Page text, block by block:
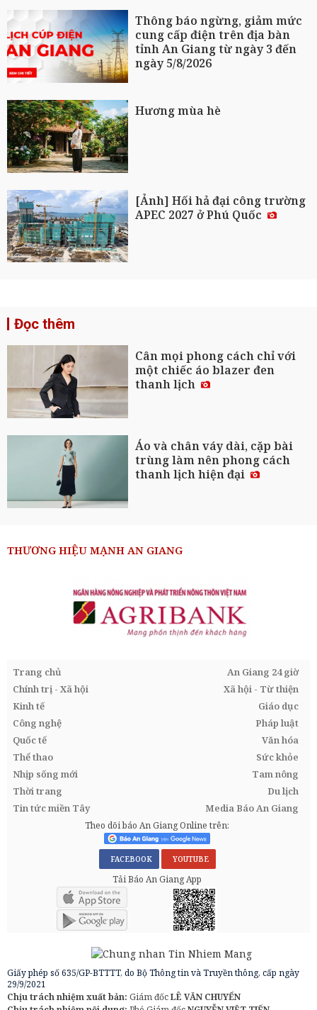
Thông báo ngừng, giảm mức
cung cấp điện trên địa bàn
tỉnh An Giang từ ngày 3 đến
ngày 5/8/2026
Hương mùa hè
[Ảnh] Hối hả đại công trường
APEC 2027 ở Phú Quốc
Đọc thêm
Cân mọi phong cách chỉ với
một chiếc áo blazer đen
thanh lịch
Áo và chân váy dài, cặp bài
trùng làm nên phong cách
thanh lịch hiện đại
THƯƠNG HIỆU MẠNH AN GIANG
Trang chủ
An Giang 24 giờ
Chính trị - Xã hội
Xã hội - Từ thiện
Kinh tế
Giáo dục
Công nghệ
Pháp luật
Quốc tế
Văn hóa
Thể thao
Sức khỏe
Nhịp sống mới
Tam nông
Thời trang
Du lịch
Tin tức miền Tây
Media Báo An Giang
Theo dõi báo An Giang Online trên:
FACEBOOK YOUTUBE
Tải Báo An Giang App
Giấy phép số 635/GP-BTTTT, do Bộ Thông tin và Truyền thông, cấp ngày
29/9/2021
Chịu trách nhiệm xuất bản: Giám đốcLÊ VĂN CHUYỂN